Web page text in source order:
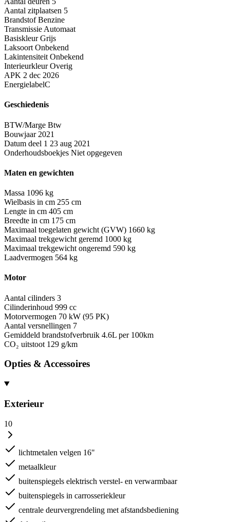
Aantal zitplaatsen 5
Brandstof Benzine
Transmissie Automaat
Basiskleur Grijs
Laksoort Onbekend
Lakintensiteit Onbekend
Interieurkleur Overig
APK 2 dec 2026
EnergielabelC
Geschiedenis
BTW/Marge Btw
Bouwjaar 2021
Datum deel 1 23 aug 2021
Onderhoudsboekjes Niet opgegeven
Maten en gewichten
Massa 1096 kg
Wielbasis in cm 255 cm
Lengte in cm 405 cm
Breedte in cm 175 cm
Maximaal toegelaten gewicht (GVW) 1660 kg
Maximaal trekgewicht geremd 1000 kg
Maximaal trekgewicht ongeremd 590 kg
Laadvermogen 564 kg
Motor
Aantal cilinders 3
Cilinderinhoud 999 cc
Motorvermogen 70 kW (95 PK)
Aantal versnellingen 7
Gemiddeld brandstofverbruik 4.6L per 100km
CO₂ uitstoot 129 g/km
Opties & Accessoires
Exterieur
10
lichtmetalen velgen 16"
metaalkleur
buitenspiegels elektrisch verstel- en verwarmbaar
buitenspiegels in carrosseriekleur
centrale deurvergrendeling met afstandsbediening